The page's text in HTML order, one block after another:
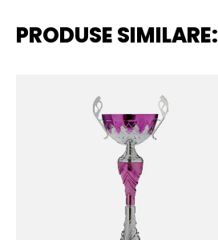
PRODUSE SIMILARE: